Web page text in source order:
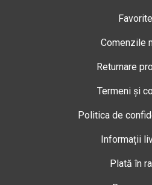
Favorite
Comenzile
Returnare
Termeni și
Politica de
Informații
Plată în